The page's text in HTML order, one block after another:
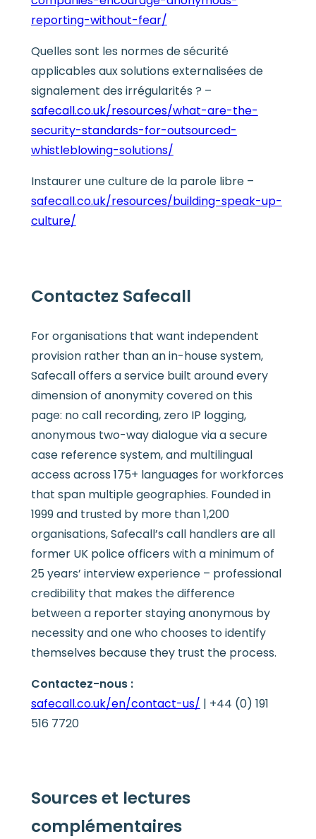
reporting-without-fear/
Quelles sont les normes de sécurité
applicables aux solutions externalisées de
signalement des irrégularités ? –
safecall.co.uk/resources/what-are-the-
security-standards-for-outsourced-
whistleblowing-solutions/
Instaurer une culture de la parole libre –
safecall.co.uk/resources/building-speak-up-
culture/
Contactez Safecall
For organisations that want independent
provision rather than an in-house system,
Safecall offers a service built around every
dimension of anonymity covered on this
page: no call recording, zero IP logging,
anonymous two-way dialogue via a secure
case reference system, and multilingual
access across 175+ languages for workforces
that span multiple geographies. Founded in
1999 and trusted by more than 1,200
organisations, Safecall’s call handlers are all
former UK police officers with a minimum of
25 years’ interview experience – professional
credibility that makes the difference
between a reporter staying anonymous by
necessity and one who chooses to identify
themselves because they trust the process.
Contactez-nous :
safecall.co.uk/en/contact-us/ | +44 (0) 191
516 7720
Sources et lectures
complémentaires